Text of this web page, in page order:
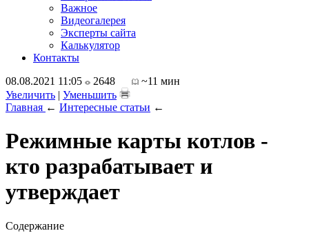
Важное
Видеогалерея
Эксперты сайта
Калькулятор
Контакты
08.08.2021 11:05
2648
~11 мин
Увеличить | Уменьшить
Главная ← Интересные статьи ←
Режимные карты котлов -
кто разрабатывает и
утверждает
Содержание